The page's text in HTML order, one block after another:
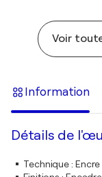
Voir
Information
Détails de
Technique: Encre